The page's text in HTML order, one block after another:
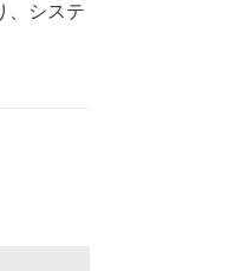
、システ